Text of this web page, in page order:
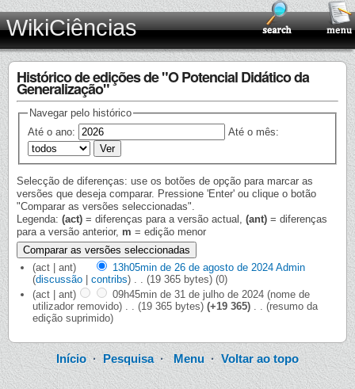
WikiCiências
Histórico de edições de "O Potencial Didático da
Generalização"
Navegar pelo histórico
Até o ano:
Até o mês:
Selecção de diferenças: use os botões de opção para marcar as
versões que deseja comparar. Pressione 'Enter' ou clique o botão
"Comparar as versões seleccionadas".
Legenda: (act) = diferenças para a versão actual, (ant) = diferenças
para a versão anterior, m = edição menor
(act | ant) 13h05min de 26 de agosto de 2024 Admin
(discussão | contribs) (19 365 bytes) (0)
(act | ant)
09h45min de 31 de julho de 2024 (nome de
utilizador removido)
(19 365 bytes) (+19 365)
(resumo da
edição suprimido)
Início· Pesquisa·Menu ·Voltar ao topo